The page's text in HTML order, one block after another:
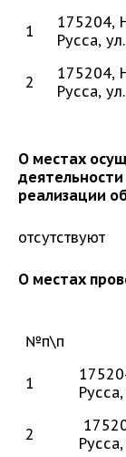
1
175204,
Русса,
2
175204,
Русса,
О местах
реализации
отсутствуют
О местах
№п\п
1
2